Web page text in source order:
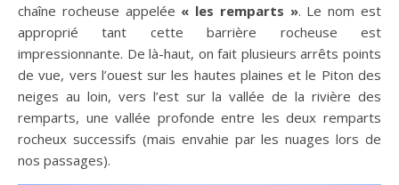
chaîne rocheuse appelée « les remparts ». Le nom est
approprié tant cette barrière rocheuse est
impressionnante. De là-haut, on fait plusieurs arrêts points
de vue, vers l’ouest sur les hautes plaines et le Piton des
neiges au loin, vers l’est sur la vallée de la rivière des
remparts, une vallée profonde entre les deux remparts
rocheux successifs (mais envahie par les nuages lors de
nos passages).